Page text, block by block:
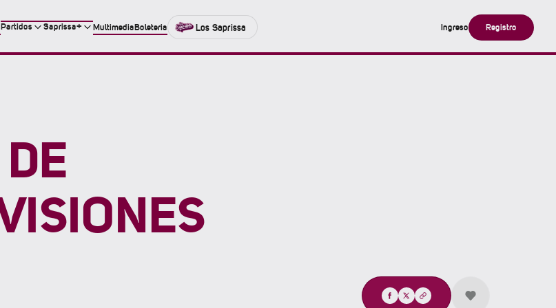
Partidos Saprissa+ MultimediaBoleteria Los Saprissa Ingreso Registro
Compartir